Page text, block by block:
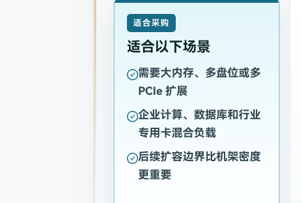
适合采购
适合以下场景
需要大内存、多盘位或多
PCIe 扩展
企业计算、数据库和行业
专用卡混合负载
后续扩容边界比机架密度
更重要